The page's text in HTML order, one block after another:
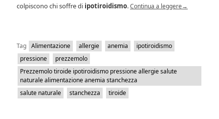
colpiscono chi soffre di ipotiroidismo.Continua a leggere→
Tag Alimentazione allergie anemia
ipotiroidismo
pressione
prezzemolo
Prezzemolo tiroide ipotiroidismo pressione allergie salute
naturale alimentazione anemia stanchezza
salute naturale
stanchezza tiroide